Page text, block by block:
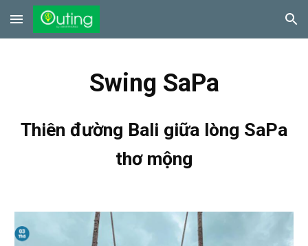
Skip to main content Skip to navigation
Swing SaPa
Thiên đường Bali giữa lòng SaPa
thơ mộng